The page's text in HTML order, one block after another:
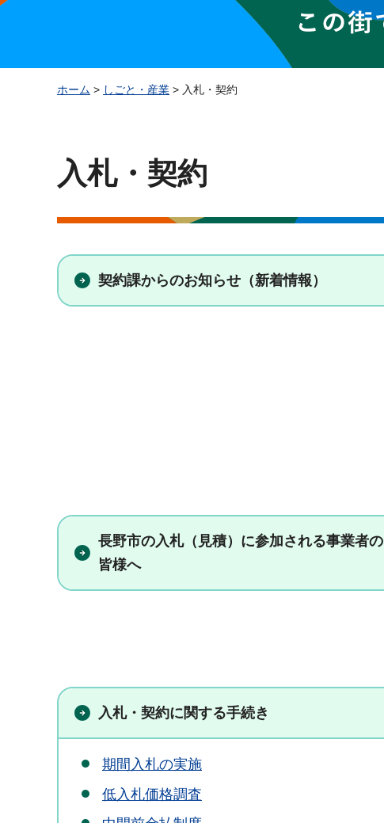
ホーム > しごと・産業 > 入札・契約
入札・契約
契約課からのお知らせ（新着情報）
長野市の入札（見積）に参加される事業者の
皆様へ
入札・契約に関する手続き
期間入札の実施
低入札価格調査